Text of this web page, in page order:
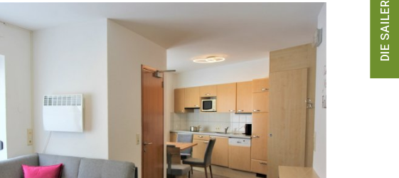
DIE SAILERS